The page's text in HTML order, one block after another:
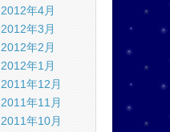
2012年4月
2012年3月
2012年2月
2012年1月
2011年12月
2011年11月
2011年10月